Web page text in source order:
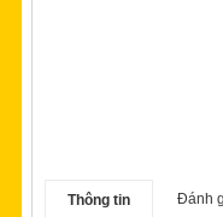
Thông tin Đánh